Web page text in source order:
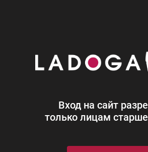
Вход на сайт
только лицам
Новости Блог